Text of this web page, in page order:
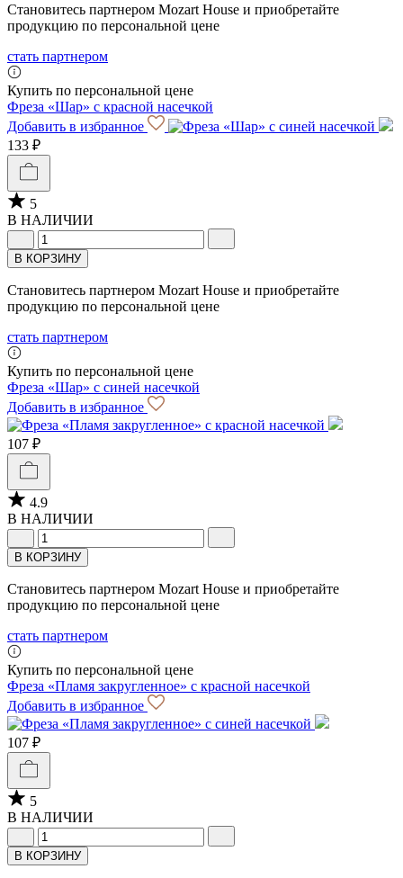
Становитесь партнером Mozart House и приобретайте
продукцию по персональной цене
стать партнером
Купить по персональной цене
Фреза «Шар» с красной насечкой
Добавить в избранное
133 ₽
5
В НАЛИЧИИ
В КОРЗИНУ
Становитесь партнером Mozart House и приобретайте
продукцию по персональной цене
стать партнером
Купить по персональной цене
Фреза «Шар» с синей насечкой
Добавить в избранное
107 ₽
4.9
В НАЛИЧИИ
В КОРЗИНУ
Становитесь партнером Mozart House и приобретайте
продукцию по персональной цене
стать партнером
Купить по персональной цене
Фреза «Пламя закругленное» с красной насечкой
Добавить в избранное
107 ₽
5
В НАЛИЧИИ
В КОРЗИНУ